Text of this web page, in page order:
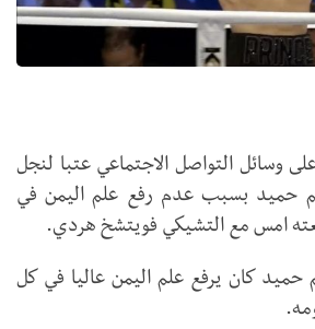
وسائل التواصل الاجتماعي عتبا لنجل
حميد بسبب عدم رفع علم اليمن في
امس مع التشيكي فويتشخ هردي.
حميد كان يرفع علم اليمن عاليا في كل